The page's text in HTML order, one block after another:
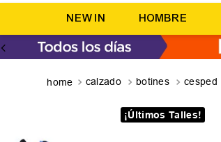
NEW IN HOMBRE
calzado botines cesped
¡Últimos Talles!